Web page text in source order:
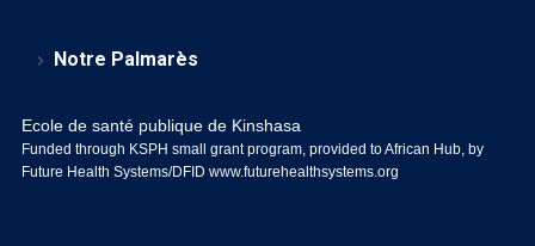
Notre Palmarès
Ecole de santé publique de Kinshasa
Funded through KSPH small grant program, provided to African Hub, by
Future Health Systems/DFID www.futurehealthsystems.org